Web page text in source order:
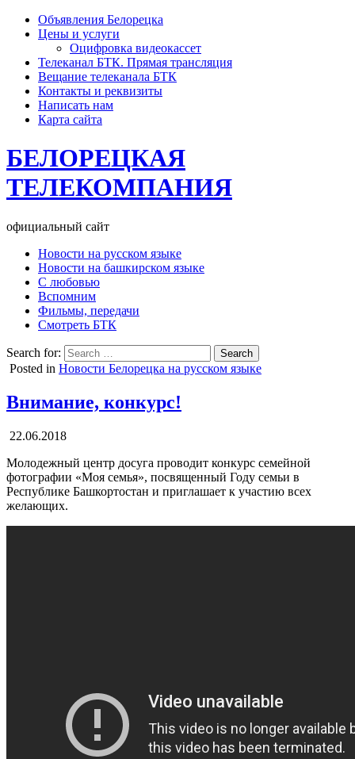
Объявления Белорецка
Цены и услуги
Оцифровка видеокассет
Телеканал БТК. Прямая трансляция
Вещание телеканала БТК
Контакты и реквизиты
Написать нам
Карта сайта
БЕЛОРЕЦКАЯ
ТЕЛЕКОМПАНИЯ
официальный сайт
Новости на русском языке
Новости на башкирском языке
С любовью
Вспомним
Фильмы, передачи
Смотреть БТК
Search for:
Posted in Новости Белорецка на русском языке
Внимание, конкурс!
22.06.2018
Молодежный центр досуга проводит конкурс семейной
фотографии «Моя семья», посвященный Году семьи в
Республике Башкортостан и приглашает к участию всех
желающих.